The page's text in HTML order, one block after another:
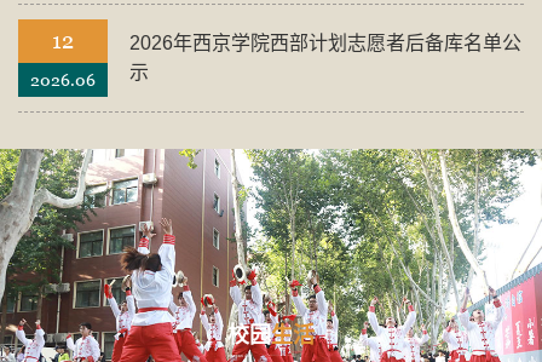
12
2026.06
2026年西京学院西部计划志愿者后备库名单公
示
校园生活
campus life